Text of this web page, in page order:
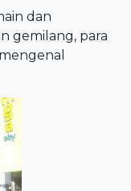
dan
gemilang, para